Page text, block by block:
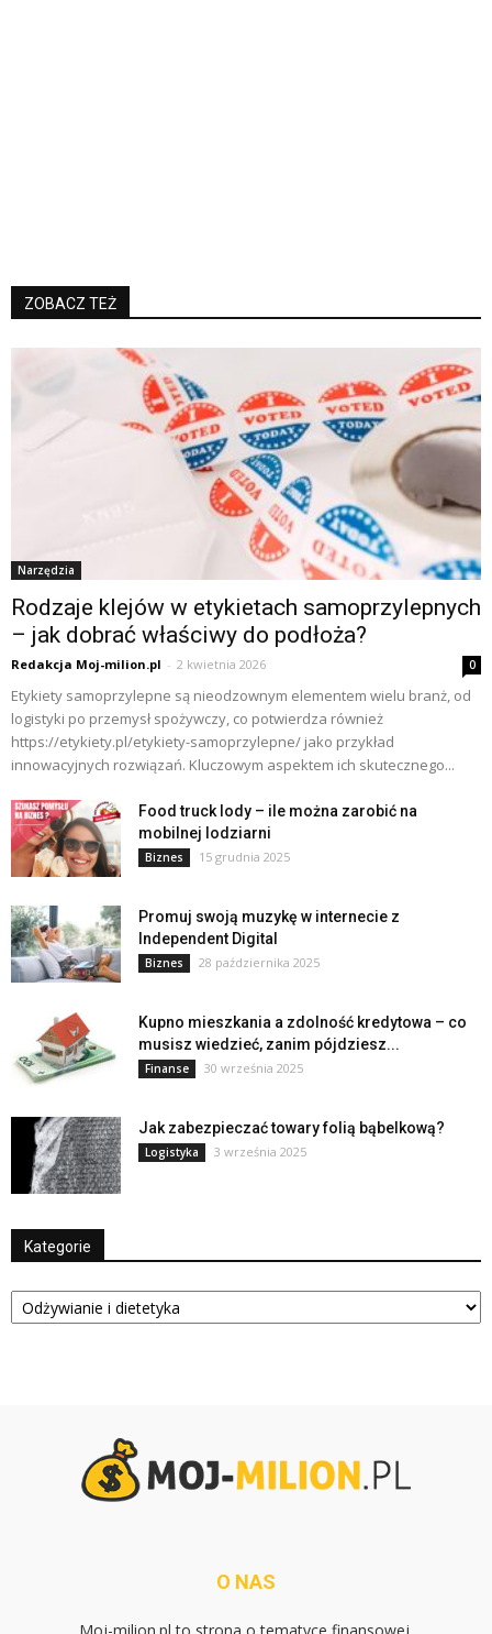
ZOBACZ TEŻ
Narzędzia
Rodzaje klejów w etykietach samoprzylepnych
– jak dobrać właściwy do podłoża?
Redakcja Moj-milion.pl - 2 kwietnia 2026 0
Etykiety samoprzylepne są nieodzownym elementem wielu branż, od
logistyki po przemysł spożywczy, co potwierdza również
https://etykiety.pl/etykiety-samoprzylepne/ jako przykład
innowacyjnych rozwiązań. Kluczowym aspektem ich skutecznego...
Food truck lody – ile można zarobić na
mobilnej lodziarni
Biznes 15 grudnia 2025
Promuj swoją muzykę w internecie z
Independent Digital
Biznes 28 października 2025
Kupno mieszkania a zdolność kredytowa – co
musisz wiedzieć, zanim pójdziesz...
Finanse 30 września 2025
Jak zabezpieczać towary folią bąbelkową?
Logistyka 3 września 2025
Kategorie
Kategorie
O NAS